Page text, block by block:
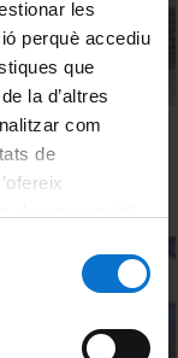
les
perquè accediu
que
la d’altres
com
de
de la
a les Hortes
diversitat i